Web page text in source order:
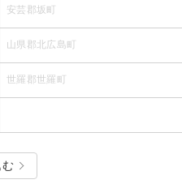
安芸郡坂町
山県郡北広島町
世羅郡世羅町
む